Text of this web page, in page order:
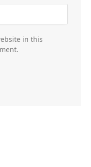
in this